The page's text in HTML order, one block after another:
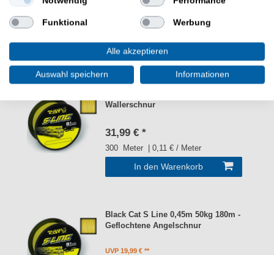
Meter | 0,09 € / Meter
In den Warenkorb
Wallerschnur
31,99 € *
300 Meter | 0,11 € / Meter
In den Warenkorb
Black Cat S Line 0,45m 50kg 180m -
Geflochtene Angelschnur
UVP 19,99 €
Funktional Werbung
Alle akzeptieren
Auswahl speichern Informationen